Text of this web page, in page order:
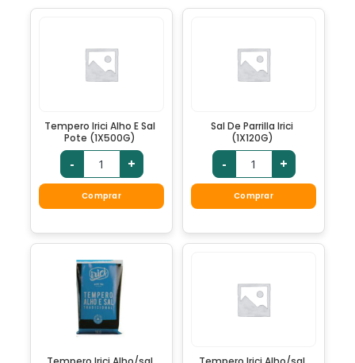
Tempero Irici Alho E Sal
Pote (1X500G)
- +
Comprar
Sal De Parrilla Irici
(1X120G)
- +
Comprar